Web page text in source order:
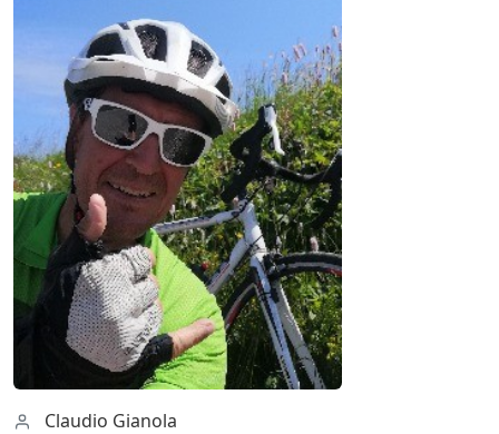
Claudio Gianola